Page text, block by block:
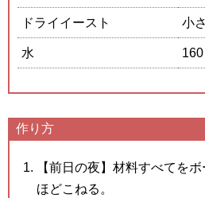
ドライイースト 小
水
作り方
【前日の夜】材料すべてを
ほどこねる。